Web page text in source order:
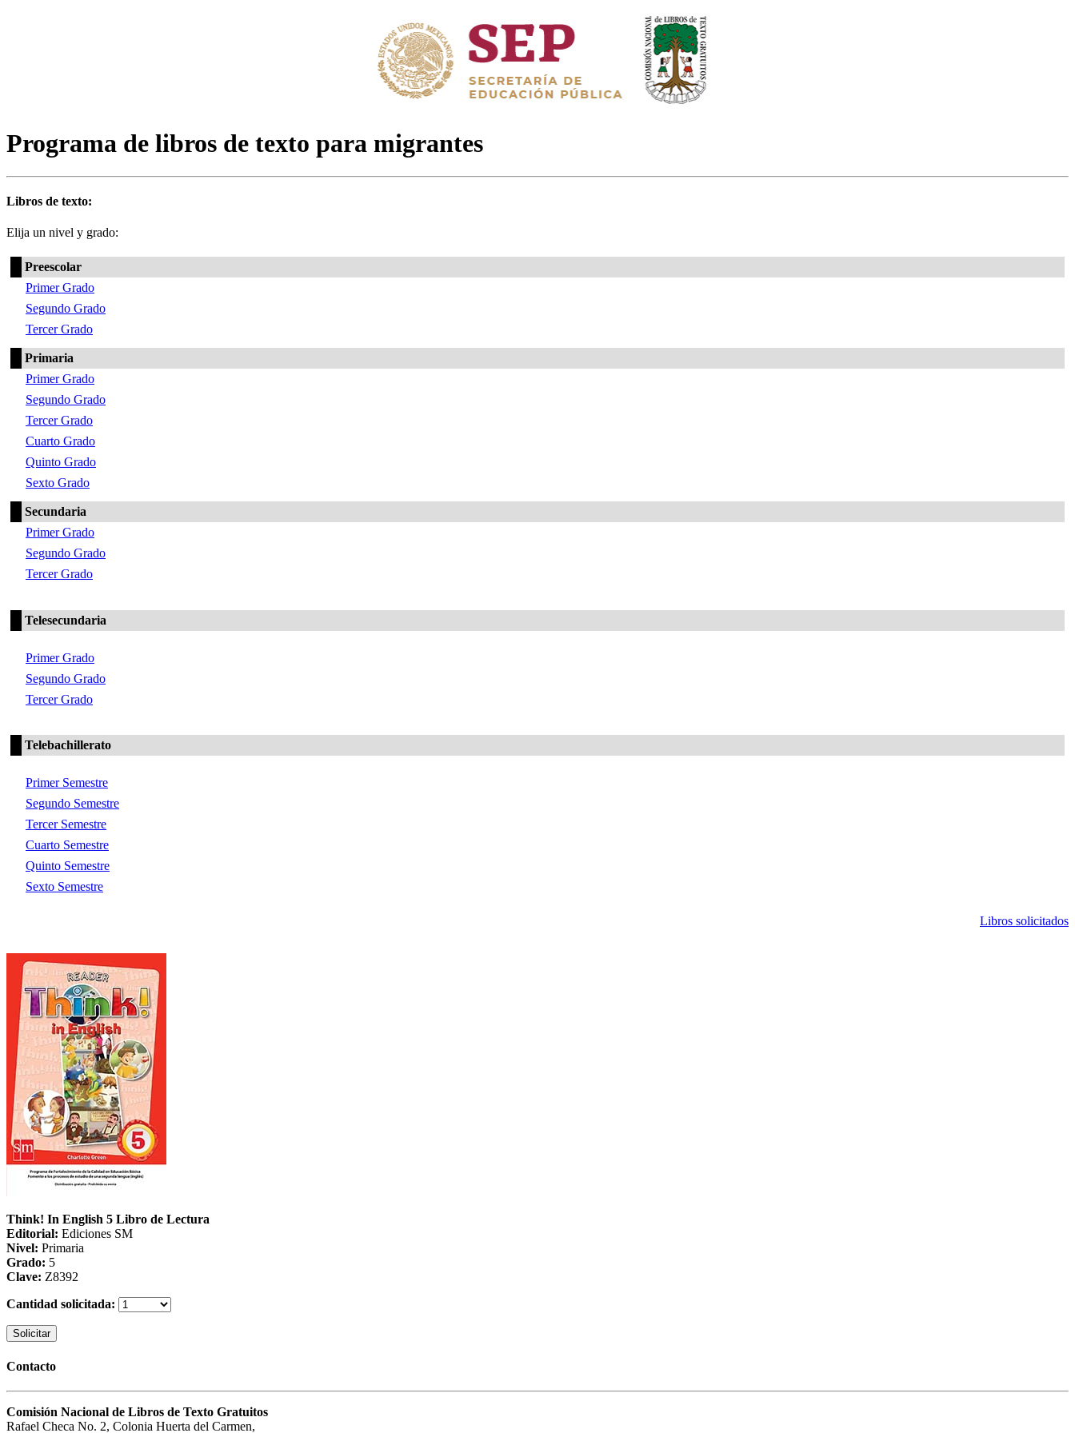
Programa de libros de texto para migrantes
Libros de texto:
Elija un nivel y grado:
Preescolar
Primer Grado
Segundo Grado
Tercer Grado
Primaria
Primer Grado
Segundo Grado
Tercer Grado
Cuarto Grado
Quinto Grado
Sexto Grado
Secundaria
Primer Grado
Segundo Grado
Tercer Grado
Telesecundaria
Primer Grado
Segundo Grado
Tercer Grado
Telebachillerato
Primer Semestre
Segundo Semestre
Tercer Semestre
Cuarto Semestre
Quinto Semestre
Sexto Semestre
Libros solicitados
Think! In English 5 Libro de Lectura
Editorial: Ediciones SM
Nivel: Primaria
Grado: 5
Clave: Z8392
Cantidad solicitada:
Solicitar
Contacto
Comisión Nacional de Libros de Texto Gratuitos
Rafael Checa No. 2, Colonia Huerta del Carmen,